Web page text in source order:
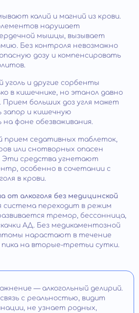
калий и магний из крови.
нарушает
мышцы, вызывает
Без контроля невозможно
дозу и компенсировать
уголь и другие сорбенты
в кишечнике, но этанол давно
Прием больших доз угля может
запор и кишечную
фоне обезвоживания.
прием седативных таблеток,
или снотворных опасен
Эти средства угнетают
особенно в сочетании с
в крови.
от алкоголя без медицинской
система переходит в режим
тремор, бессонница,
АД. Без медикаментозной
нарастают в течение
на вторые-третьи сутки.
— алкогольный делирий.
с реальностью, видит
не узнает родных,